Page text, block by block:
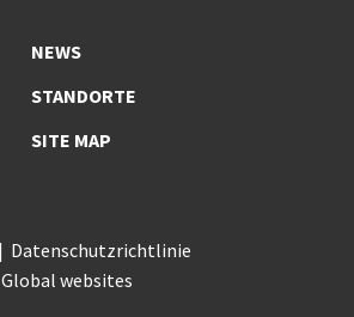
NEWS
STANDORTE
SITE MAP
Datenschutzrichtlinie
Global websites